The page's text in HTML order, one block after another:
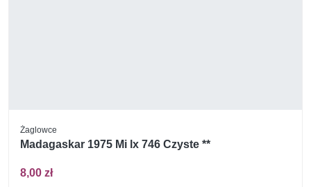
Żaglowce
Madagaskar 1975 Mi lx 746 Czyste **
8,00 zł